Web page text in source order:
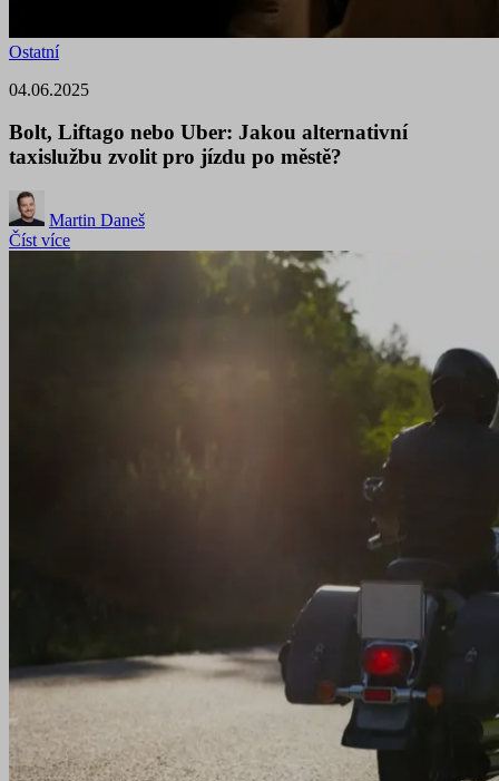
Ostatní
04.06.2025
Bolt, Liftago nebo Uber: Jakou alternativní
taxislužbu zvolit pro jízdu po městě?
Martin Daneš
Číst více